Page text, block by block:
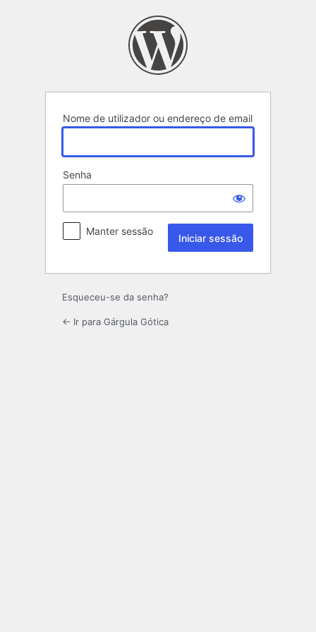
Nome de utilizador ou endereço de email
Senha
Manter sessão
Esqueceu-se da senha?
← Ir para Gárgula Gótica